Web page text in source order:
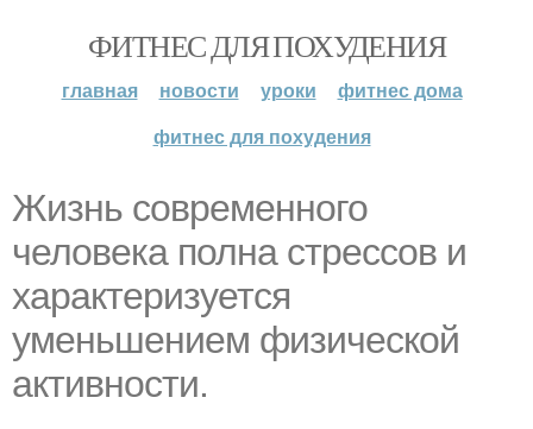
ФИТНЕС ДЛЯ ПОХУДЕНИЯ
главная новости уроки
фитнес дома
фитнес для похудения
Жизнь современного
человека полна стрессов и
характеризуется
уменьшением физической
активности.